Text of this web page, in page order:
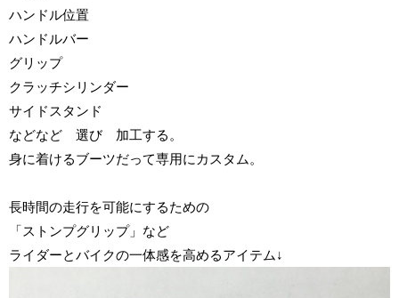
ハンドル位置
ハンドルバー
グリップ
クラッチシリンダー
サイドスタンド
などなど 選び 加工する。
身に着けるブーツだって専用にカスタム。
長時間の走行を可能にするための
「ストンプグリップ」など
ライダーとバイクの一体感を高めるアイテム↓